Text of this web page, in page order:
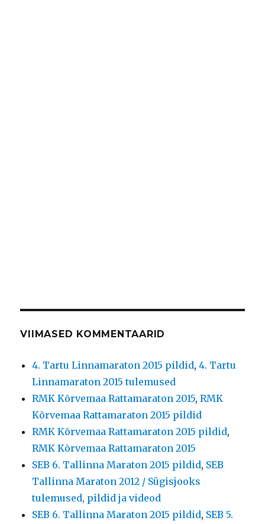
VIIMASED KOMMENTAARID
4. Tartu Linnamaraton 2015 pildid,4. Tartu
Linnamaraton 2015 tulemused
RMK Kõrvemaa Rattamaraton 2015,RMK
Kõrvemaa Rattamaraton 2015 pildid
RMK Kõrvemaa Rattamaraton 2015 pildid,
RMK Kõrvemaa Rattamaraton 2015
SEB 6. Tallinna Maraton 2015 pildid, SEB
Tallinna Maraton 2012 / Sügisjooks
tulemused, pildid ja videod
SEB 6. Tallinna Maraton 2015 pildid, SEB 5.